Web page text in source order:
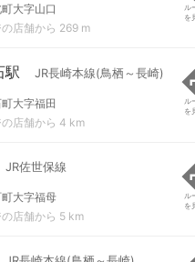
大字山口
店舗から 269 m
ル
を
駅 JR長崎本線(鳥栖～長崎)
大字福田
の店舗から 4 km
ル
を
JR佐世保線
大字福母
の店舗から 5 km
ル
を